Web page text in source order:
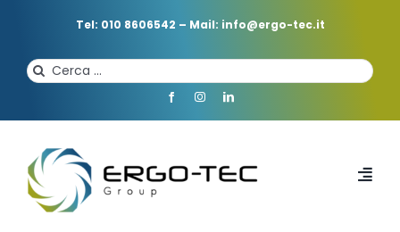
Tel: 010 8606542 – Mail: info@ergo-tec.it
Cerca
per: